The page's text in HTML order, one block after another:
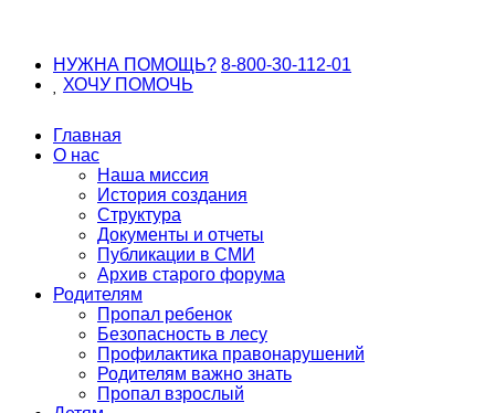
НУЖНА ПОМОЩЬ? 8-800-30-112-01
ХОЧУ ПОМОЧЬ
Главная
О нас
Наша миссия
История создания
Структура
Документы и отчеты
Публикации в СМИ
Архив старого форума
Родителям
Пропал ребенок
Безопасность в лесу
Профилактика правонарушений
Родителям важно знать
Пропал взрослый